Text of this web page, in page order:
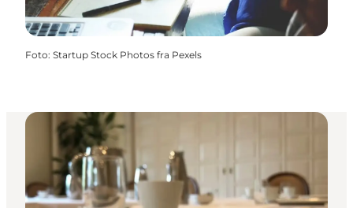
Foto: Startup Stock Photos fra Pexels